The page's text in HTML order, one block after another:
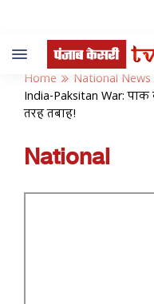
Toggle
navigation
Home
National News
India-Paksitan War: पाक
तरह तबाह!
National